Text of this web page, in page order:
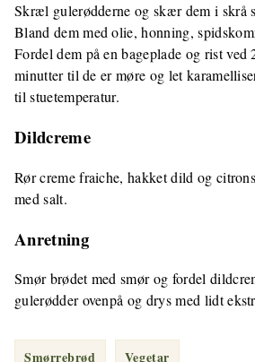
Skræl gulerødderne og skær dem i skrå
Bland dem med olie, honning,
Fordel dem på en bageplade og rist ved
minutter til de er møre og let
til stuetemperatur.
Dildcreme
Rør creme fraiche, hakket dild og
med salt.
Anretning
Smør brødet med smør og fordel
gulerødder ovenpå og drys med lidt
Smørrebrød Vegetar